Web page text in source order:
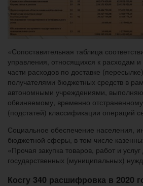
«Сопоставительная таблица
управления, относящихся к расходам
части расходов по доставке
получателями бюджетных средств в
автономными учреждениями,
обвиняемому, временно
(подстатей) классификации операций
Социальное обеспечение населения,
бюджетной сферы, в том числе
«Прочая закупка товаров, работ и
государственных (муниципальных)
Косгу 340 расшифровка в 2020